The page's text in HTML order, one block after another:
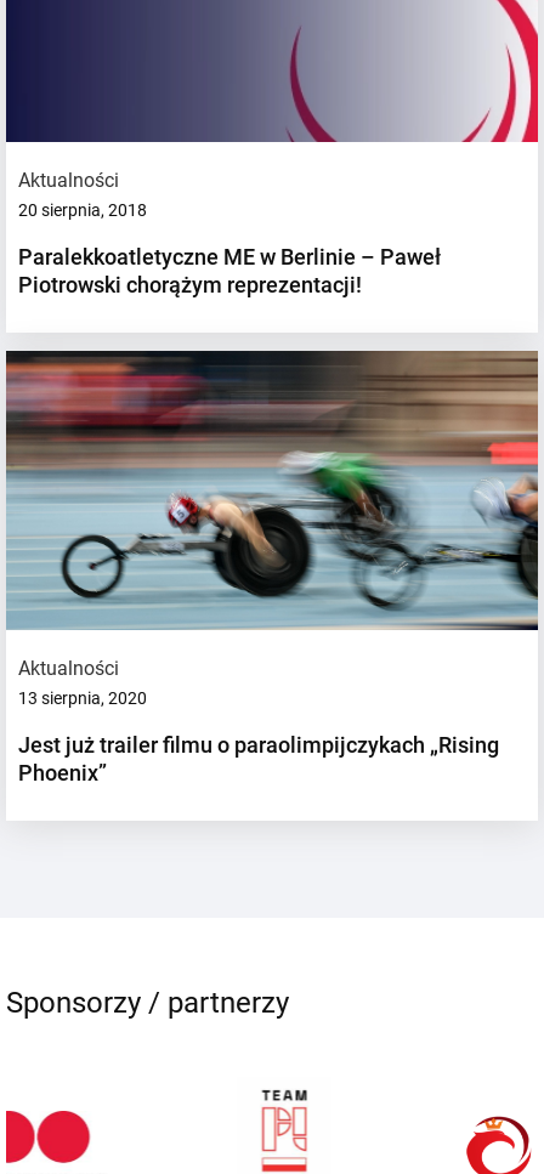
Aktualności
20 sierpnia, 2018
Paralekkoatletyczne ME w Berlinie – Paweł
Piotrowski chorążym reprezentacji!
Aktualności
13 sierpnia, 2020
Jest już trailer filmu o paraolimpijczykach „Rising
Phoenix”
Sponsorzy / partnerzy